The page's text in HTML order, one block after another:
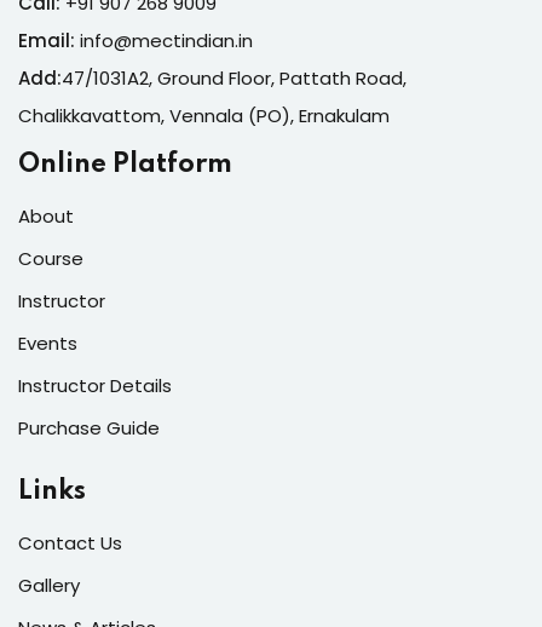
Email: info@mectindian.in
Add:47/1031A2, Ground Floor, Pattath Road,
Chalikkavattom, Vennala (PO), Ernakulam
Online Platform
About
Course
Instructor
Events
Instructor Details
Purchase Guide
Links
Contact Us
Gallery